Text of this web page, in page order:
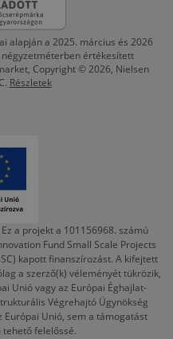
alapján a 2025. március és 2026
értékesített
Copyright © 2026, Nielsen
Részletek
a projekt a 101156968. számú
Fund Small Scale Projects
kapott finanszírozást. A kifejtett
a szerző(k) véleményét tükrözik,
Unió vagy az Európai Éghajlat-
Végrehajtó Ügynökség
Európai Unió, sem a támogatást
felelőssé.